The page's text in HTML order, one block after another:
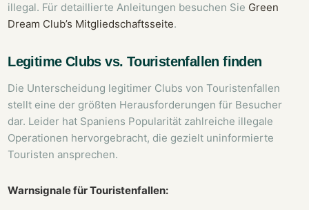
illegal. Für detaillierte Anleitungen besuchen Sie Green
Dream Club’s Mitgliedschaftsseite.
Legitime Clubs vs. Touristenfallen finden
Die Unterscheidung legitimer Clubs von Touristenfallen
stellt eine der größten Herausforderungen für Besucher
dar. Leider hat Spaniens Popularität zahlreiche illegale
Operationen hervorgebracht, die gezielt uninformierte
Touristen ansprechen.
Warnsignale für Touristenfallen: